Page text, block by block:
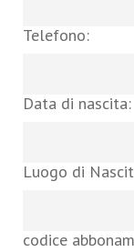
Telefono:
Data di nascita:
Luogo di
codice